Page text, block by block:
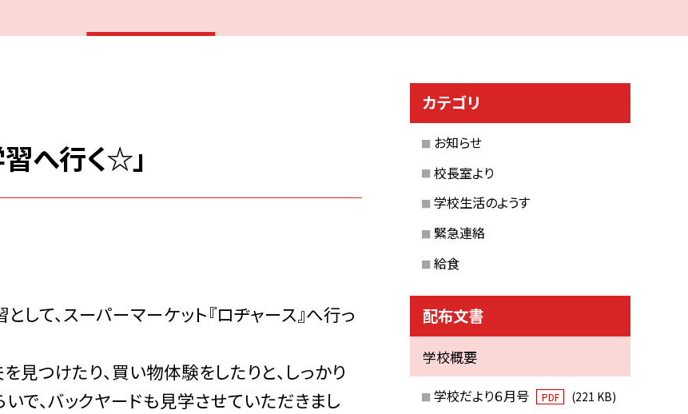
習へ行く☆」
て、スーパーマーケット『ロヂャース』へ行っ
つけたり、買い物体験をしたりと、しっかり
で、バックヤードも見学させていただきまし
カテゴリ
お知らせ
校長室より
学校生活のようす
緊急連絡
給食
配布文書
学校概要
学校だより６月号 PDF (221 KB)